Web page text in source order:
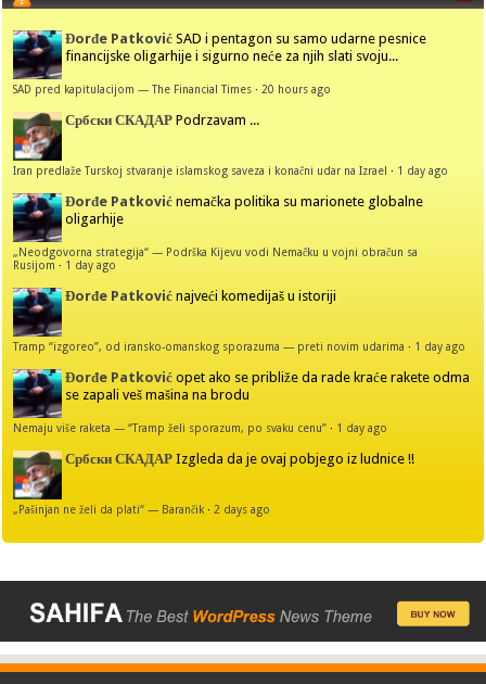
Đorđe Patković SAD i pentagon su samo udarne pesnice
financijske oligarhije i sigurno neće za njih slati svoju...
SAD pred kapitulacijom — The Financial Times · 20 hours ago
Србски СКАДАР Podrzavam ...
Iran predlaže Turskoj stvaranje islamskog saveza i konačni udar na Izrael · 1 day ago
Đorđe Patković nemačka politika su marionete globalne
oligarhije
„Neodgovorna strategija“ — Podrška Kijevu vodi Nemačku u vojni obračun sa
Rusijom · 1 day ago
Đorđe Patković najveći komedijaš u istoriji
Tramp “izgoreo”, od iransko-omanskog sporazuma — preti novim udarima · 1 day ago
Đorđe Patković opet ako se približe da rade kraće rakete odma
se zapali veš mašina na brodu
Nemaju više raketa — “Tramp želi sporazum, po svaku cenu” · 1 day ago
Србски СКАДАР Izgleda da je ovaj pobjego iz ludnice !!
„Pašinjan ne želi da plati“ — Barančik · 2 days ago